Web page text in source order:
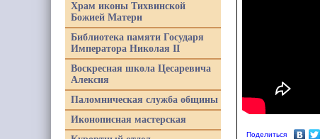
Поделиться
Храм иконы Тихвинской
Божией Матери
Библиотека памяти Государя
Императора Николая II
Воскресная школа Цесаревича
Алексия
Паломническая служба общины
Иконописная мастерская